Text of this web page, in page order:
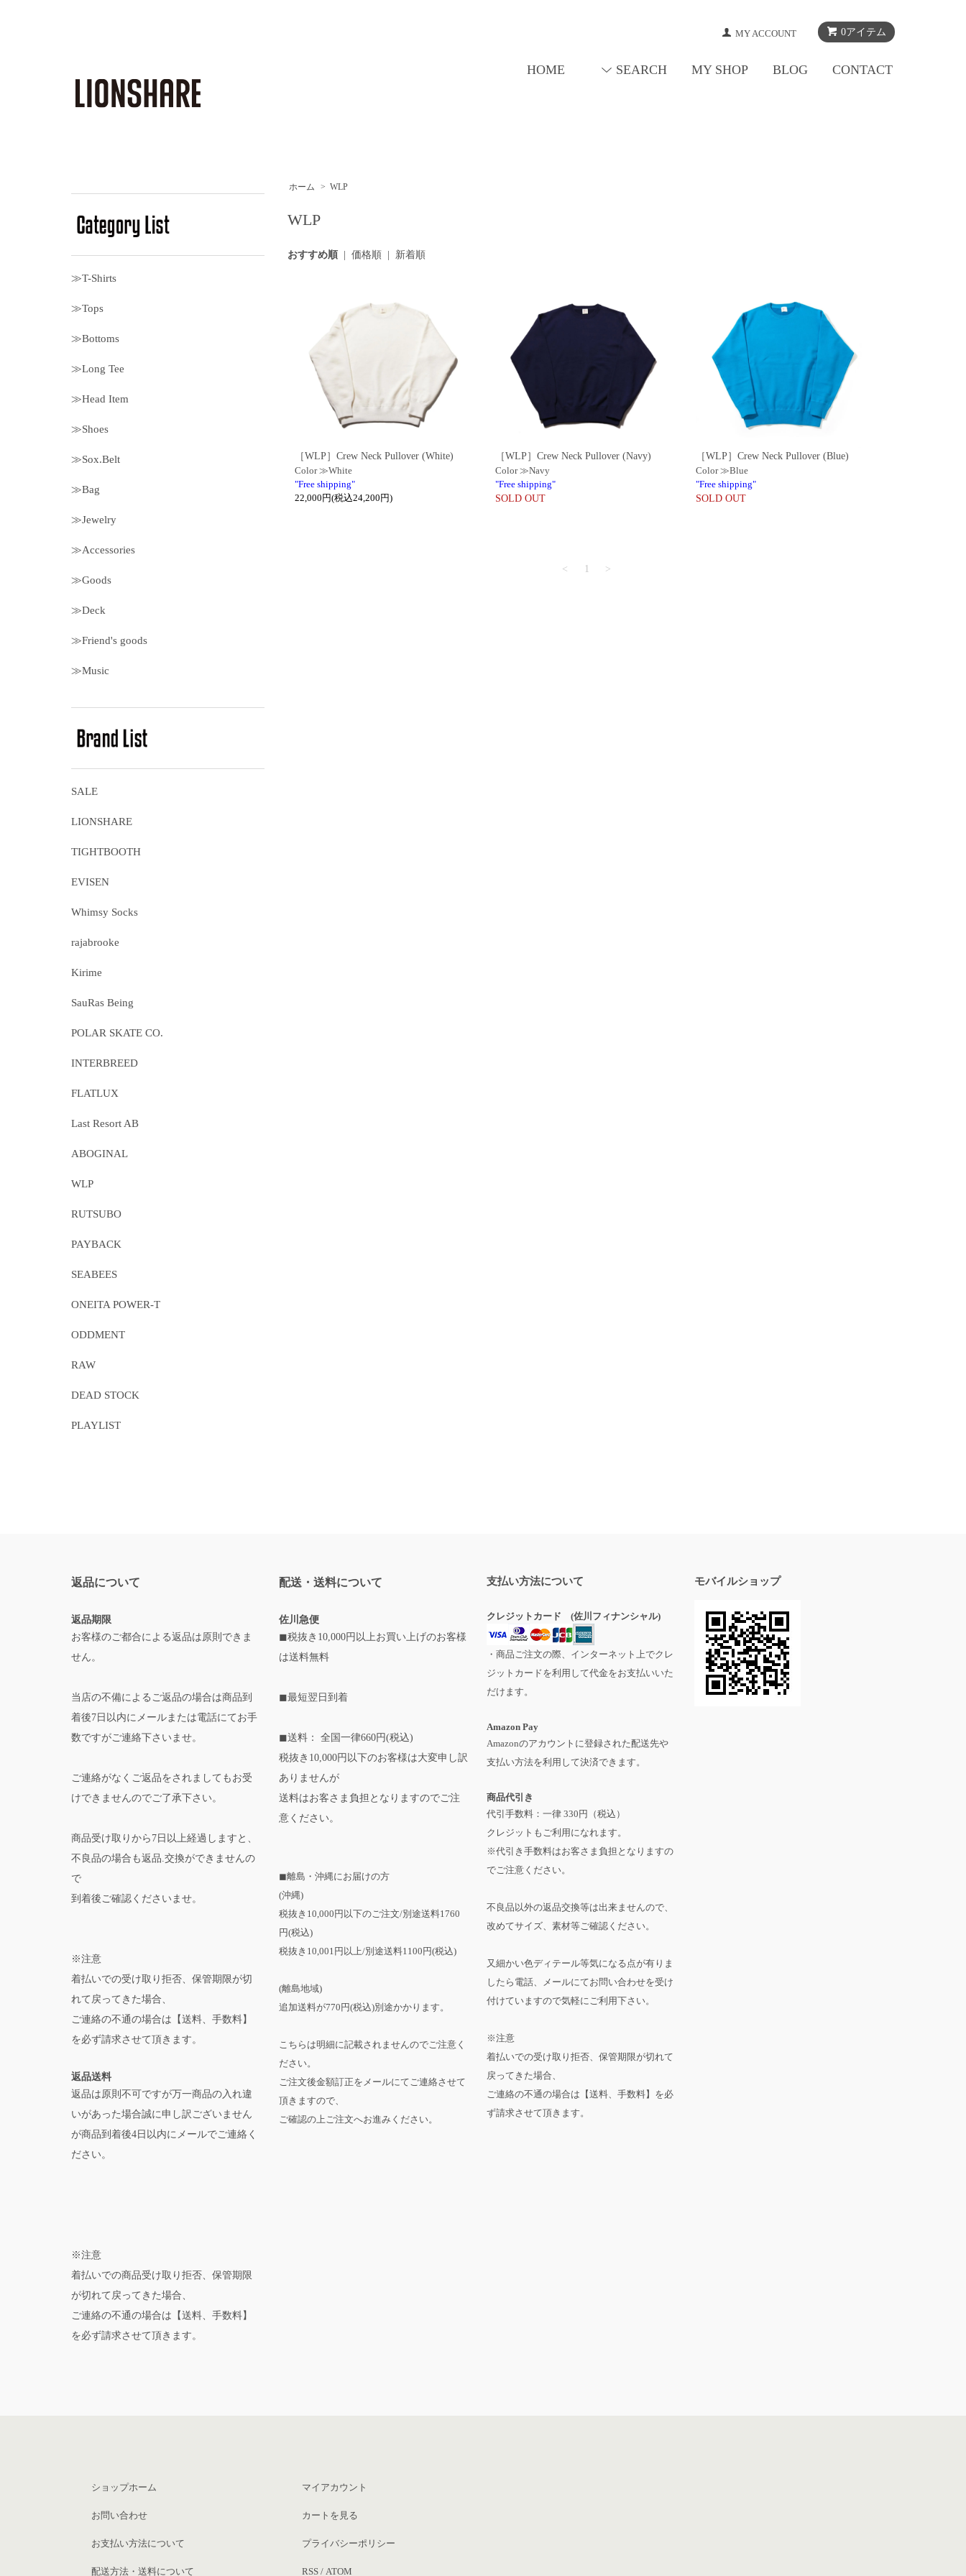
0アイテム
MY ACCOUNT
HOME SEARCH MY SHOP BLOG CONTACT
ホーム > WLP
WLP
おすすめ順| 価格順 新着順
［WLP］Crew Neck Pullover (White)
Color ≫White
"Free shipping"
22,000円(税込24,200円)
［WLP］Crew Neck Pullover (Navy)
Color ≫Navy
"Free shipping"
SOLD OUT
［WLP］Crew Neck Pullover (Blue)
Color ≫Blue
"Free shipping"
SOLD OUT
< 1 >
≫T-Shirts
≫Tops
≫Bottoms
≫Long Tee
≫Head Item
≫Shoes
≫Sox.Belt
≫Bag
≫Jewelry
≫Accessories
≫Goods
≫Deck
≫Friend's goods
≫Music
SALE
LIONSHARE
TIGHTBOOTH
EVISEN
Whimsy Socks
rajabrooke
Kirime
SauRas Being
POLAR SKATE CO.
INTERBREED
FLATLUX
Last Resort AB
ABOGINAL
WLP
RUTSUBO
PAYBACK
SEABEES
ONEITA POWER-T
ODDMENT
RAW
DEAD STOCK
PLAYLIST
返品について
返品期限
お客様のご都合による返品は原則できま
せん。
当店の不備によるご返品の場合は商品到
着後7日以内にメールまたは電話にてお手
数ですがご連絡下さいませ。
ご連絡がなくご返品をされましてもお受
けできませんのでご了承下さい。
商品受け取りから7日以上経過しますと、
不良品の場合も返品.交換ができませんの
で
到着後ご確認くださいませ。
※注意
着払いでの受け取り拒否、保管期限が切
れて戻ってきた場合、
ご連絡の不通の場合は【送料、手数料】
を必ず請求させて頂きます。
返品送料
返品は原則不可ですが万一商品の入れ違
いがあった場合誠に申し訳ございません
が商品到着後4日以内にメールでご連絡く
ださい。
※注意
着払いでの商品受け取り拒否、保管期限
が切れて戻ってきた場合、
ご連絡の不通の場合は【送料、手数料】
を必ず請求させて頂きます。
配送・送料について
佐川急便
◼税抜き10,000円以上お買い上げのお客様
は送料無料
◼最短翌日到着
◼送料： 全国一律660円(税込)
税抜き10,000円以下のお客様は大変申し訳
ありませんが
送料はお客さま負担となりますのでご注
意ください。
◼離島・沖縄にお届けの方
(沖縄)
税抜き10,000円以下のご注文/別途送料1760
円(税込)
税抜き10,001円以上/別途送料1100円(税込)
(離島地域)
追加送料が770円(税込)別途かかります。
こちらは明細に記載されませんのでご注意く
ださい。
ご注文後金額訂正をメールにてご連絡させて
頂きますので、
ご確認の上ご注文へお進みください。
支払い方法について
クレジットカード (佐川フィナンシャル)
・商品ご注文の際、インターネット上でクレ
ジットカードを利用して代金をお支払いいた
だけます。
Amazon Pay
Amazonのアカウントに登録された配送先や
支払い方法を利用して決済できます。
商品代引き
代引手数料：一律 330円（税込）
クレジットもご利用になれます。
※代引き手数料はお客さま負担となりますの
でご注意ください。
不良品以外の返品交換等は出来ませんので、
改めてサイズ、素材等ご確認ください。
又細かい色ディテール等気になる点が有りま
したら電話、メールにてお問い合わせを受け
付けていますので気軽にご利用下さい。
※注意
着払いでの受け取り拒否、保管期限が切れて
戻ってきた場合、
ご連絡の不通の場合は【送料、手数料】を必
ず請求させて頂きます。
モバイルショップ
ショップホーム
お問い合わせ
お支払い方法について
配送方法・送料について
マイアカウント
カートを見る
プライバシーポリシー
RSS/ ATOM